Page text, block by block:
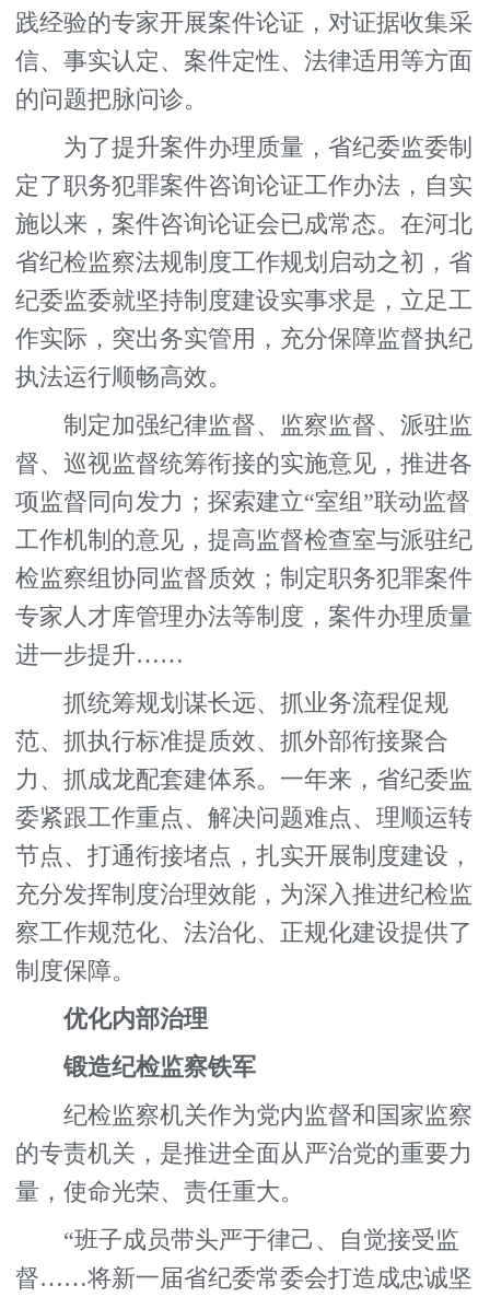
践经验的专家开展案件论证，对证据收集采
信、事实认定、案件定性、法律适用等方面
的问题把脉问诊。
为了提升案件办理质量，省纪委监委制
定了职务犯罪案件咨询论证工作办法，自实
施以来，案件咨询论证会已成常态。在河北
省纪检监察法规制度工作规划启动之初，省
纪委监委就坚持制度建设实事求是，立足工
作实际，突出务实管用，充分保障监督执纪
执法运行顺畅高效。
制定加强纪律监督、监察监督、派驻监
督、巡视监督统筹衔接的实施意见，推进各
项监督同向发力；探索建立“室组”联动监督
工作机制的意见，提高监督检查室与派驻纪
检监察组协同监督质效；制定职务犯罪案件
专家人才库管理办法等制度，案件办理质量
进一步提升……
抓统筹规划谋长远、抓业务流程促规
范、抓执行标准提质效、抓外部衔接聚合
力、抓成龙配套建体系。一年来，省纪委监
委紧跟工作重点、解决问题难点、理顺运转
节点、打通衔接堵点，扎实开展制度建设，
充分发挥制度治理效能，为深入推进纪检监
察工作规范化、法治化、正规化建设提供了
制度保障。
优化内部治理
锻造纪检监察铁军
纪检监察机关作为党内监督和国家监察
的专责机关，是推进全面从严治党的重要力
量，使命光荣、责任重大。
“班子成员带头严于律己、自觉接受监
督……将新一届省纪委常委会打造成忠诚坚